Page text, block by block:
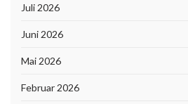
Juli 2026
Juni 2026
Mai 2026
Februar 2026